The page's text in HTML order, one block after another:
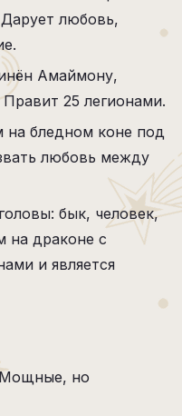
любовь,
Амаймону,
25 легионами.
на бледном коне под
любовь между
бык, человек,
на драконе с
и является
Мощные, но